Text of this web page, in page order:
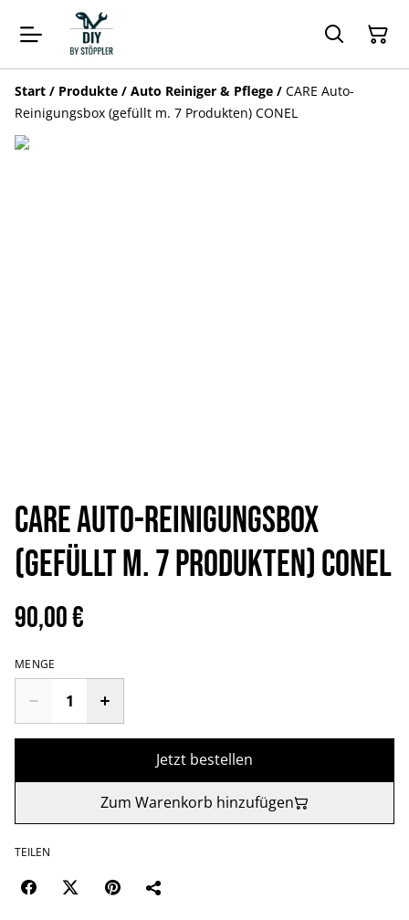
Start / Produkte / Auto Reiniger & Pflege / CARE Auto-
Reinigungsbox (gefüllt m. 7 Produkten) CONEL
CARE Auto-Reinigungsbox
(gefüllt m. 7 Produkten) CONEL
90,00 €
MENGE
Jetzt bestellen
Zum Warenkorb hinzufügen
TEILEN